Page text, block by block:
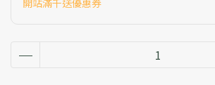
開站滿千送優惠券